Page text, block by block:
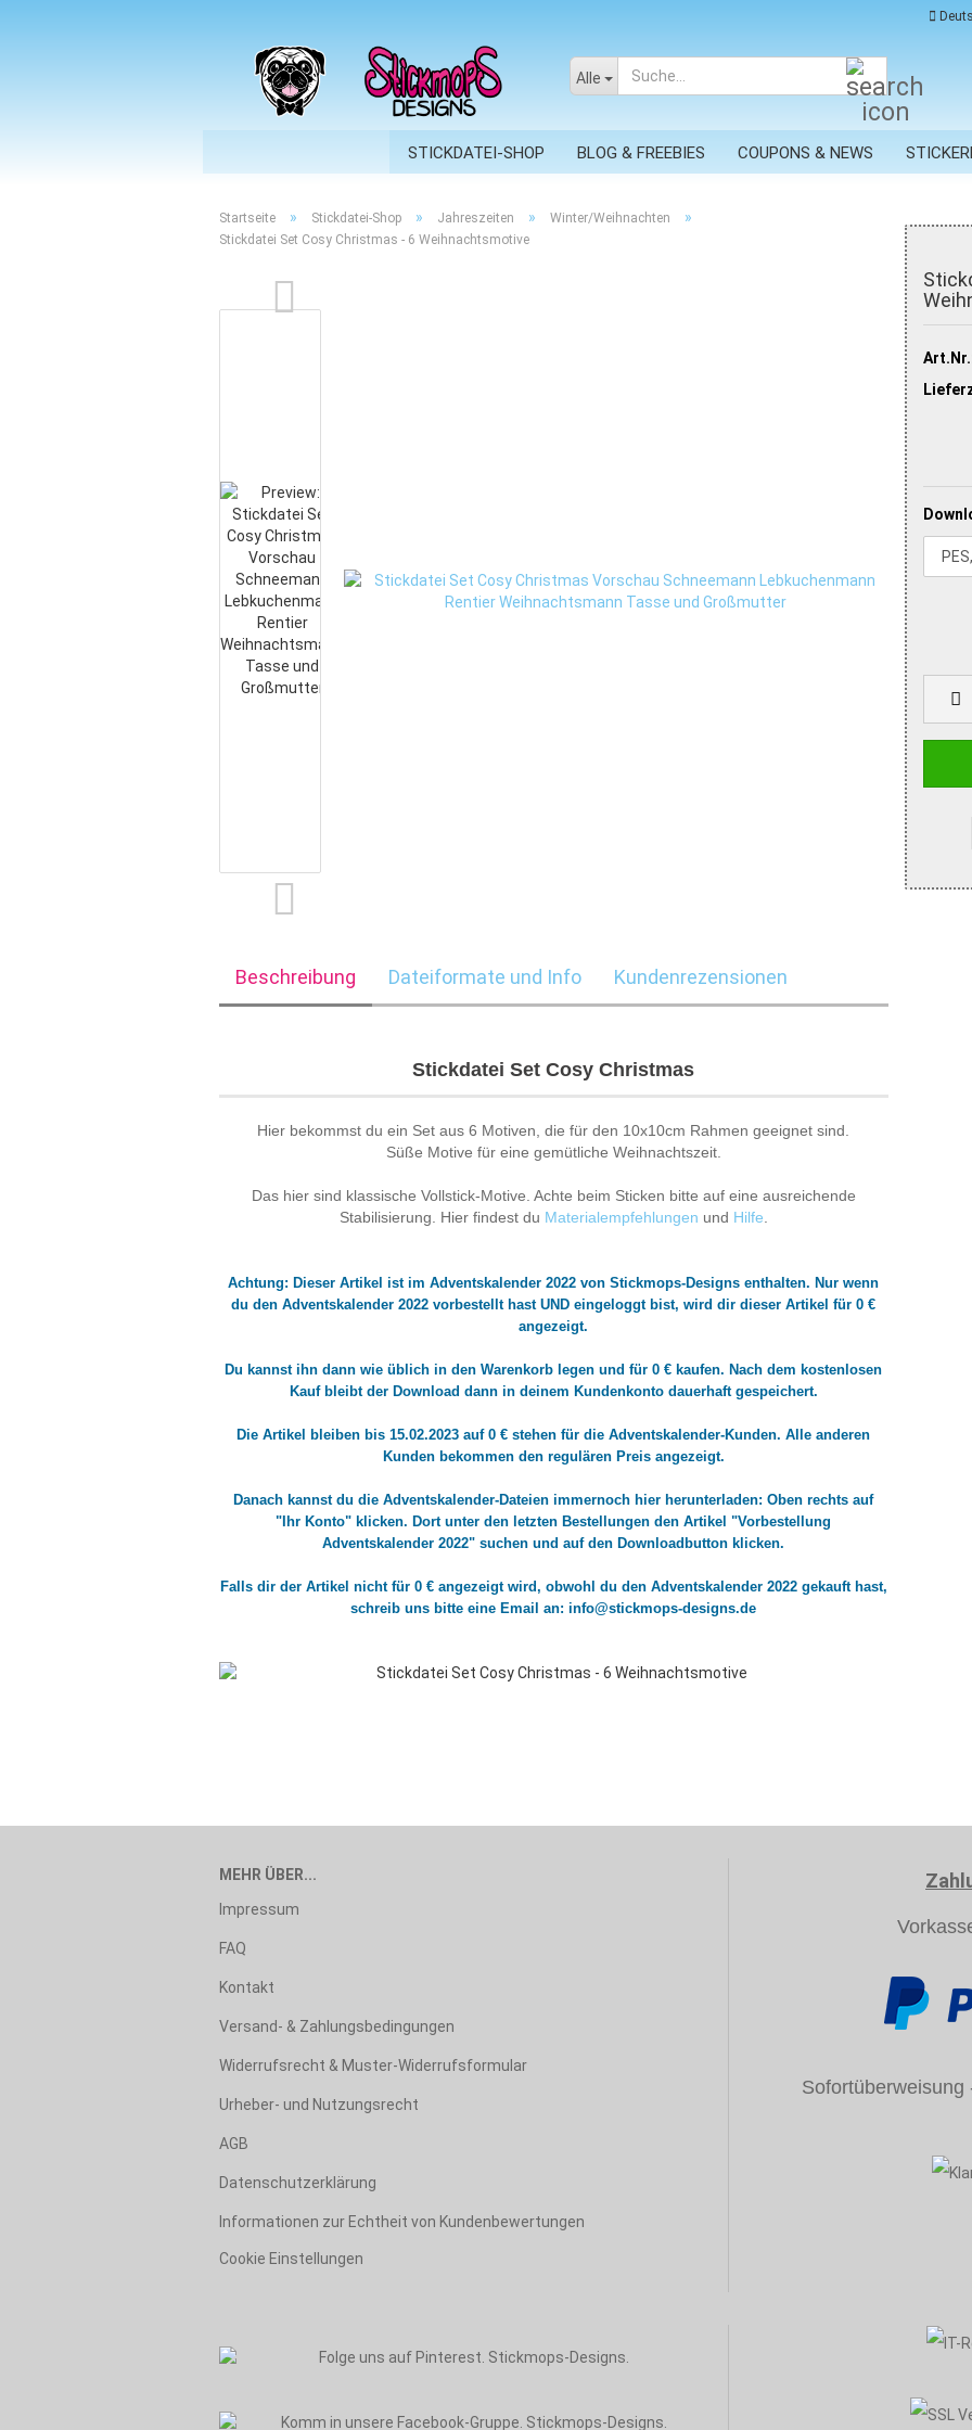
Alle
STICKDATEI-SHOP BLOG & FREEBIES COUPONS & NEWS
Startseite » Stickdatei-Shop » Jahreszeiten » Winter/Weihnachten »
Stickdatei Set Cosy Christmas - 6 Weihnachtsmotive
Beschreibung Dateiformate und Info Kundenrezensionen
Stickdatei Set Cosy Christmas
Hier bekommst du ein Set aus 6 Motiven, die für den 10x10cm Rahmen geeignet sind.
Süße Motive für eine gemütliche Weihnachtszeit.
Das hier sind klassische Vollstick-Motive. Achte beim Sticken bitte auf eine ausreichende
Stabilisierung. Hier findest du Materialempfehlungen und Hilfe
Achtung: Dieser Artikel ist im Adventskalender 2022 von Stickmops-Designs enthalten. Nur wenn
du den Adventskalender 2022 vorbestellt hast UND eingeloggt bist, wird dir dieser Artikel für 0 €
angezeigt.
Du kannst ihn dann wie üblich in den Warenkorb legen und für 0 € kaufen. Nach dem kostenlosen
Kauf bleibt der Download dann in deinem Kundenkonto dauerhaft gespeichert.
Die Artikel bleiben bis 15.02.2023 auf 0 € stehen für die Adventskalender-Kunden. Alle anderen
Kunden bekommen den regulären Preis angezeigt.
Danach kannst du die Adventskalender-Dateien immernoch hier herunterladen: Oben rechts auf
"Ihr Konto" klicken. Dort unter den letzten Bestellungen den Artikel "Vorbestellung
Adventskalender 2022" suchen und auf den Downloadbutton klicken.
Falls dir der Artikel nicht für 0 € angezeigt wird, obwohl du den Adventskalender 2022 gekauft hast,
schreib uns bitte eine Email an: info@stickmops-designs.de
MEHR ÜBER...
Impressum
FAQ
Kontakt
Versand- & Zahlungsbedingungen
Widerrufsrecht & Muster-Widerrufsformular
Urheber- und Nutzungsrecht
AGB
Datenschutzerklärung
Informationen zur Echtheit von Kundenbewertungen
Cookie Einstellungen
Sofortüberweisung